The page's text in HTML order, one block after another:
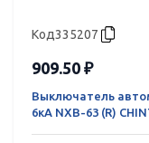
Код335207
909.50 ₽
Выключатель
6кА NXB-63 (R)